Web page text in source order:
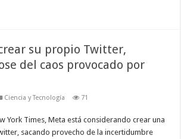
su propio Twitter,
del caos provocado por
Ciencia y Tecnología 71
York Times, Meta está considerando crear una
sacando provecho de la incertidumbre